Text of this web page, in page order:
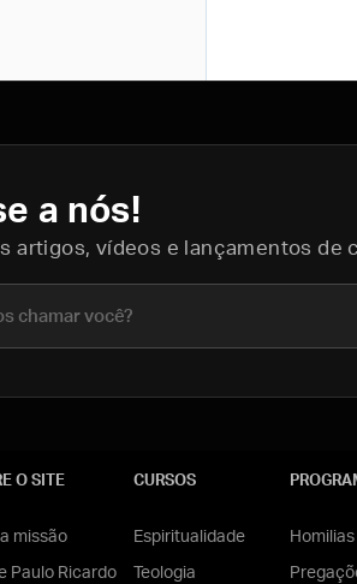
a nós!
artigos, vídeos e lançamentos de
O SITE
missão
Paulo Ricardo
CURSOS
Espiritualidade
Teologia
Homilias